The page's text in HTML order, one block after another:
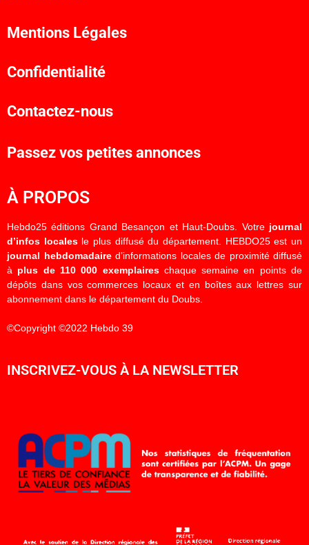
Mentions Légales
Confidentialité
Contactez-nous
Passez vos petites annonces
À PROPOS
Hebdo25 éditions Grand Besançon et Haut-Doubs. Votre journal
d’infos localesle plus diffusé du département. HEBDO25 est un
journal hebdomadaired’informations locales de proximité diffusé
à plus de 110 000 exemplaireschaque semaine en points de
dépôts dans vos commerces locaux et en boîtes aux lettres sur
abonnement dans le département du Doubs.
©Copyright ©2022 Hebdo 39
INSCRIVEZ-VOUS À LA NEWSLETTER